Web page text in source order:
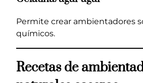
Permite crear ambientadores
químicos.
Recetas de